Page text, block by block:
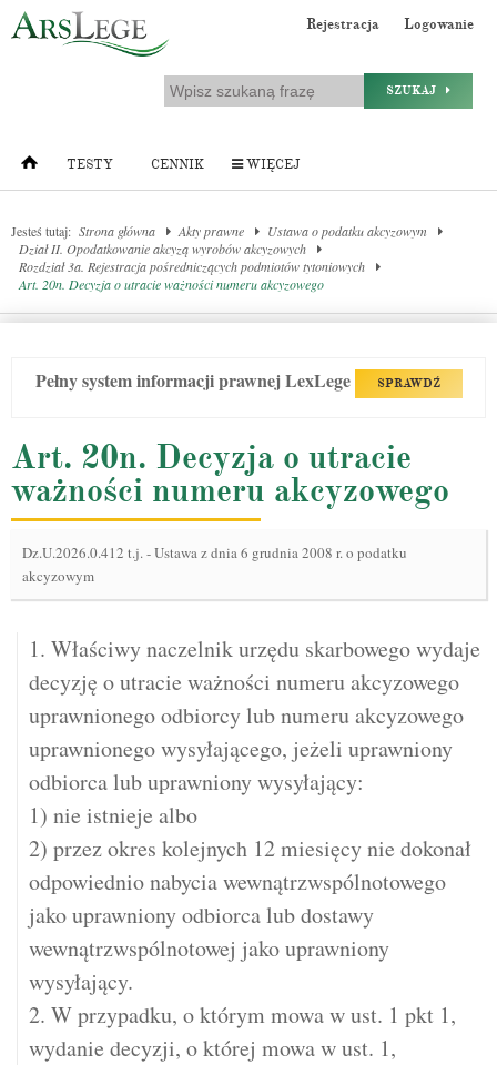
Rejestracja Logowanie
SZUKAJ
TESTY CENNIK WIĘCEJ
Jesteś tutaj: Strona główna Akty prawne
Ustawa o podatku akcyzowym
Dział II. Opodatkowanie akcyzą wyrobów akcyzowych
Rozdział 3a. Rejestracja pośredniczących podmiotów tytoniowych
Art. 20n. Decyzja o utracie ważności numeru akcyzowego
Pełny system informacji prawnej LexLege SPRAWDŹ
Art. 20n. Decyzja o utracie
ważności numeru akcyzowego
Dz.U.2026.0.412 t.j.-Ustawa z dnia 6 grudnia 2008 r. o podatku
akcyzowym
1. Właściwy naczelnik urzędu skarbowego wydaje
decyzję o utracie ważności numeru akcyzowego
uprawnionego odbiorcy lub numeru akcyzowego
uprawnionego wysyłającego, jeżeli uprawniony
odbiorca lub uprawniony wysyłający:
1) nie istnieje albo
2) przez okres kolejnych 12 miesięcy nie dokonał
odpowiednio nabycia wewnątrzwspólnotowego
jako uprawniony odbiorca lub dostawy
wewnątrzwspólnotowej jako uprawniony
wysyłający.
2. W przypadku, o którym mowa w ust. 1 pkt 1,
wydanie decyzji, o której mowa w ust. 1,